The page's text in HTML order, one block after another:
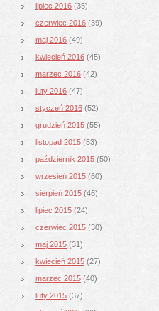
lipiec 2016 (35)
czerwiec 2016 (39)
maj 2016 (49)
kwiecień 2016 (45)
marzec 2016 (42)
luty 2016 (47)
styczeń 2016 (52)
grudzień 2015 (55)
listopad 2015 (53)
październik 2015 (50)
wrzesień 2015 (60)
sierpień 2015 (46)
lipiec 2015 (24)
czerwiec 2015 (30)
maj 2015 (31)
kwiecień 2015 (27)
marzec 2015 (40)
luty 2015 (37)